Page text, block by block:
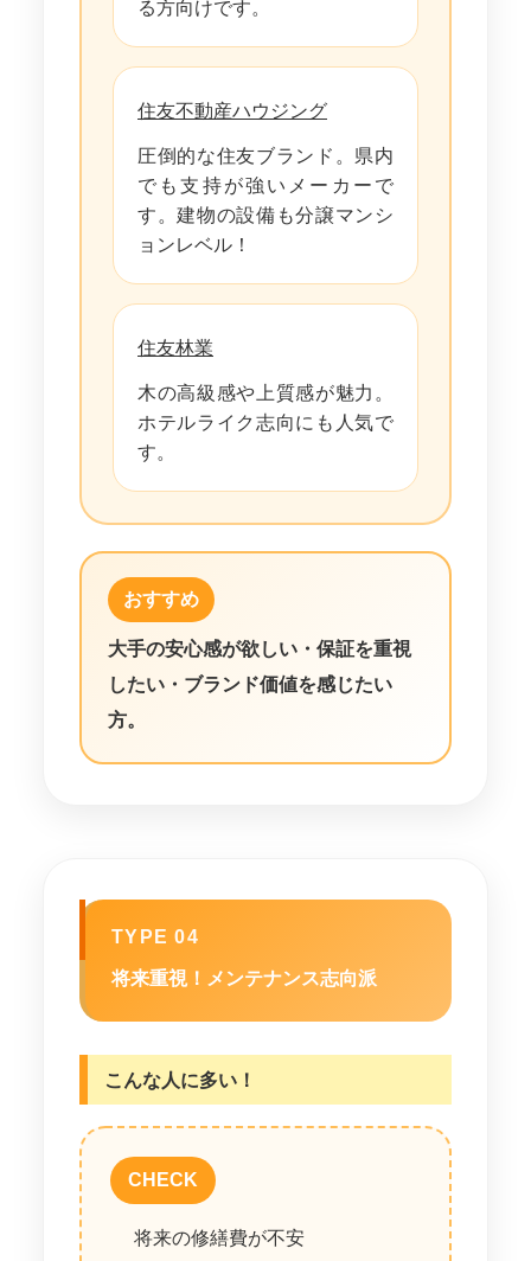
る方向けです。
住友不動産ハウジング
圧倒的な住友ブランド。県内
でも支持が強いメーカーで
す。建物の設備も分譲マンシ
ョンレベル！
住友林業
木の高級感や上質感が魅力。
ホテルライク志向にも人気で
す。
おすすめ
大手の安心感が欲しい・保証を重視
したい・ブランド価値を感じたい
方。
TYPE 04
将来重視！メンテナンス志向派
こんな人に多い！
CHECK
将来の修繕費が不安